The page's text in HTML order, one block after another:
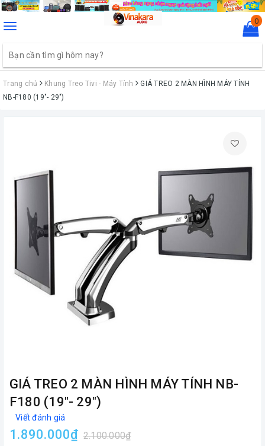
Toggle
0
Trang chủ Khung Treo Tivi - Máy Tính
GIÁ TREO 2 MÀN HÌNH MÁY TÍNH
NB-F180 (19"- 29")
GIÁ TREO 2 MÀN HÌNH MÁY TÍNH NB-
F180 (19"- 29")
Viết đánh giá
1.890.000₫ 2.100.000₫